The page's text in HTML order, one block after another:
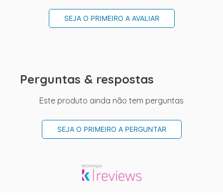
SEJA O PRIMEIRO A AVALIAR
Perguntas & respostas
Este produto ainda não tem perguntas
SEJA O PRIMEIRO A PERGUNTAR